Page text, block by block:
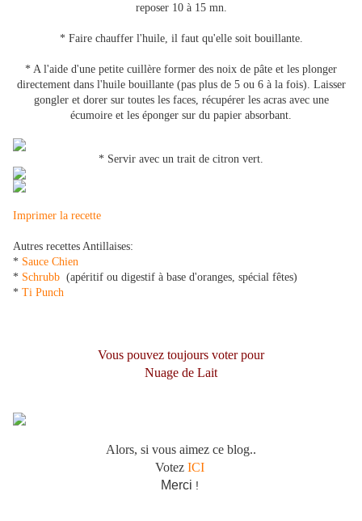
reposer 10 à 15 mn.
* Faire chauffer l'huile, il faut qu'elle soit bouillante.
* A l'aide d'une petite cuillère former des noix de pâte et les plonger
directement dans l'huile bouillante (pas plus de 5 ou 6 à la fois). Laisser
gongler et dorer sur toutes les faces, récupérer les acras avec une
écumoire et les éponger sur du papier absorbant.
* Servir avec un trait de citron vert.
Imprimer la recette
Autres recettes Antillaises:
* Sauce Chien
* Schrubb (apéritif ou digestif à base d'oranges, spécial fêtes)
* Ti Punch
Vous pouvez toujours voter pour
Nuage de Lait
Alors, si vous aimez ce blog..
Votez ICI
Merci !